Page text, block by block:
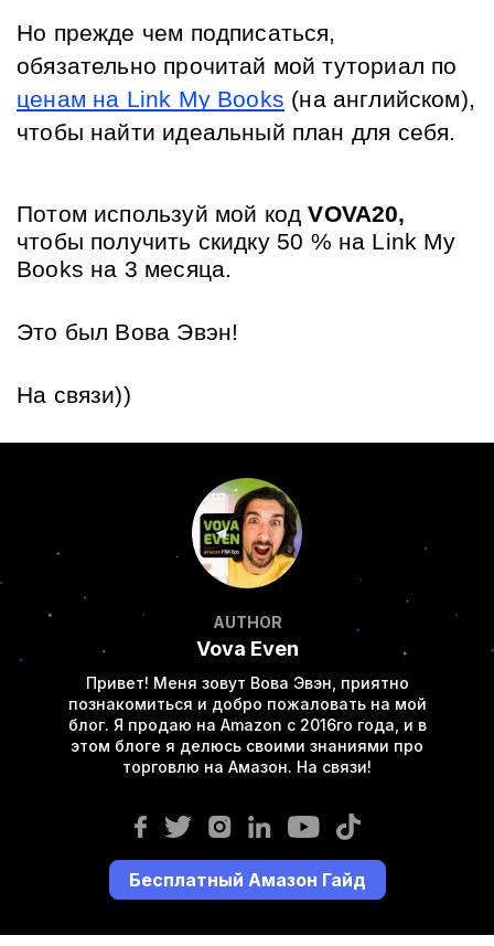
Но прежде чем подписаться,
ценам на Link My Books (на английском),
чтобы найти идеальный план для себя.
Потом используй мой код
чтобы получить скидку 50 % на Link My
Books на 3 месяца.
Это был Вова Эвэн!
На связи))
AUTHOR
Vova Even
Привет! Меня зовут Вова Эвэн, приятно
познакомиться и добро пожаловать на мой
блог. Я продаю на Amazon с 2016го года, и в
этом блоге я делюсь своими знаниями про
торговлю на Амазон. На связи!
Бесплатный Амазон Гайд